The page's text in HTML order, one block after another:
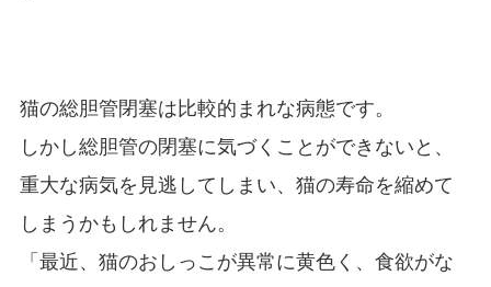
猫の総胆管閉塞は比較的まれな病態です。
しかし総胆管の閉塞に気づくことができないと、
重大な病気を見逃してしまい、猫の寿命を縮めて
しまうかもしれません。
「最近、猫のおしっこが異常に黄色く、食欲がな